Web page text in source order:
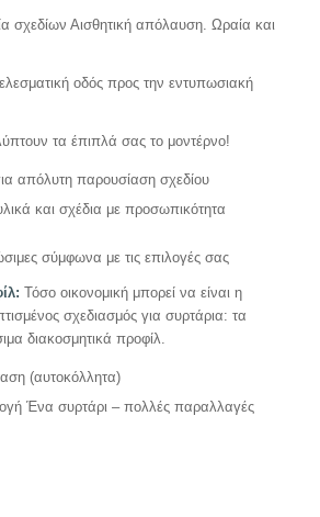
σχεδίων Αισθητική απόλαυση. Ωραία και
οδός προς την εντυπωσιακή
τα έπιπλά σας το μοντέρνο!
απόλυτη παρουσίαση σχεδίου
και σχέδια με προσωπικότητα
σύμφωνα με τις επιλογές σας
Τόσο οικονομική μπορεί να είναι η
σχεδιασμός για συρτάρια: τα
διακοσμητικά προφίλ.
(αυτοκόλλητα)
Ένα συρτάρι – πολλές παραλλαγές